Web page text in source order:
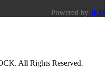
Powered by JEM
All Rights Reserved.